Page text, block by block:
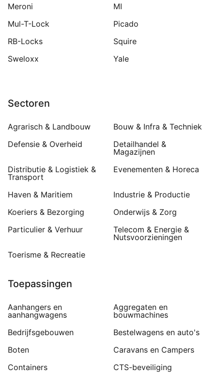
Meroni
MI
Mul-T-Lock
Picado
RB-Locks
Squire
Sweloxx
Yale
Sectoren
Agrarisch & Landbouw
Bouw & Infra & Techniek
Defensie & Overheid
Detailhandel &
Magazijnen
Distributie & Logistiek &
Transport
Evenementen & Horeca
Haven & Maritiem
Industrie & Productie
Koeriers & Bezorging
Onderwijs & Zorg
Particulier & Verhuur
Telecom & Energie &
Nutsvoorzieningen
Toerisme & Recreatie
Toepassingen
Aanhangers en
aanhangwagens
Aggregaten en
bouwmachines
Bedrijfsgebouwen
Bestelwagens en auto's
Boten
Caravans en Campers
Containers
CTS-beveiliging